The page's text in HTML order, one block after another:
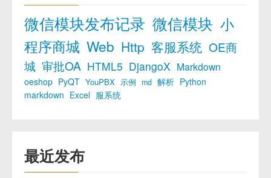
微信模块发布记录 微信模块 小
程序商城 Web Http 客服系统 OE商
城 审批OA HTML5 DjangoX Markdown
oeshop PyQT YouPBX 示例 md 解析 Python
markdown Excel 服系统
最近发布